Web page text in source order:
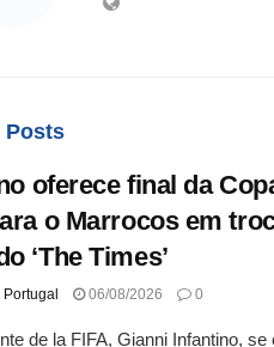
Posts
oferece final da
o Marrocos em
‘The Times’
Portugal 06/08/2026 0
de la FIFA, Gianni Infantino,